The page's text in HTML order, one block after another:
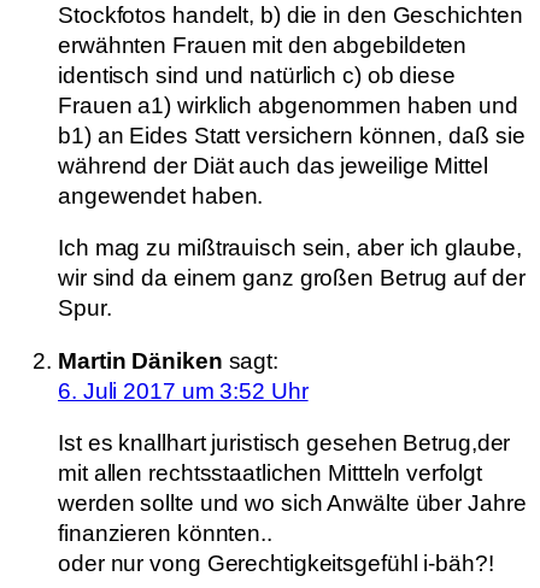
Stockfotos handelt, b) die in den Geschichten
erwähnten Frauen mit den abgebildeten
identisch sind und natürlich c) ob diese
Frauen a1) wirklich abgenommen haben und
b1) an Eides Statt versichern können, daß sie
während der Diät auch das jeweilige Mittel
angewendet haben.
Ich mag zu mißtrauisch sein, aber ich glaube,
wir sind da einem ganz großen Betrug auf der
Spur.
Martin Däniken sagt:
6. Juli 2017 um 3:52 Uhr
Ist es knallhart juristisch gesehen Betrug,der
mit allen rechtsstaatlichen Mittteln verfolgt
werden sollte und wo sich Anwälte über Jahre
finanzieren könnten..
oder nur vong Gerechtigkeitsgefühl i-bäh?!